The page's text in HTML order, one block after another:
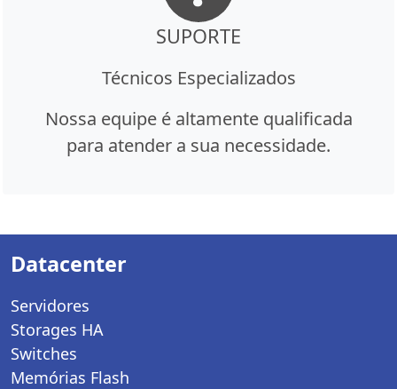
SUPORTE
Técnicos Especializados
Nossa equipe é altamente qualificada
para atender a sua necessidade.
Datacenter
Servidores
Storages HA
Switches
Memórias Flash